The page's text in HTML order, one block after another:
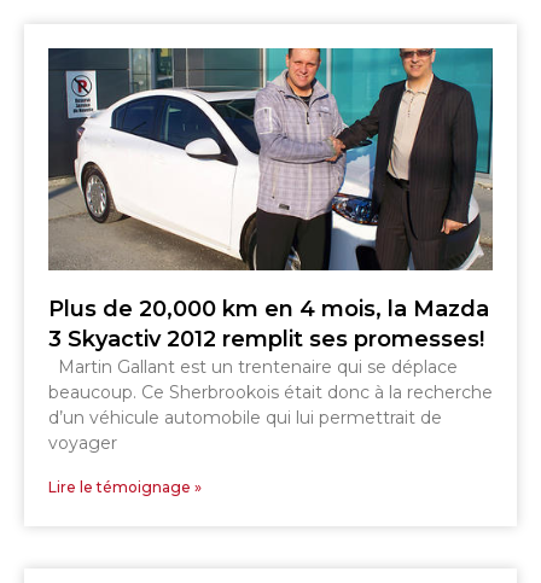
Plus de 20,000 km en 4 mois, la Mazda
3 Skyactiv 2012 remplit ses promesses!
Martin Gallant est un trentenaire qui se déplace
beaucoup. Ce Sherbrookois était donc à la recherche
d’un véhicule automobile qui lui permettrait de
voyager
Lire le témoignage »